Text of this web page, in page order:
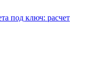
под ключ: расчет